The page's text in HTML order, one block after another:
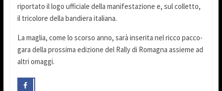
riportato il logo ufficiale della manifestazione e, sul colletto,
il tricolore della bandiera italiana.
La maglia, come lo scorso anno, sarà inserita nel ricco pacco-
gara della prossima edizione del Rally di Romagna assieme ad
altri omaggi.